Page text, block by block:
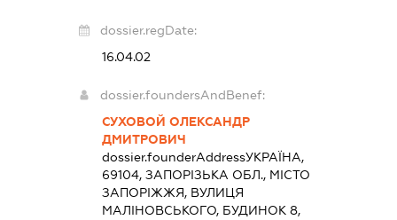
dossier.regDate:
16.04.02
dossier.foundersAndBenef:
СУХОВОЙ ОЛЕКСАНДР
ДМИТРОВИЧ
dossier.founderAddressУКРАЇНА,
69104, ЗАПОРІЗЬКА ОБЛ., МІСТО
ЗАПОРІЖЖЯ, ВУЛИЦЯ
МАЛІНОВСЬКОГО, БУДИНОК 8,